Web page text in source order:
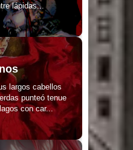
lápidas...
largos cabellos
punteó tenue
con car...